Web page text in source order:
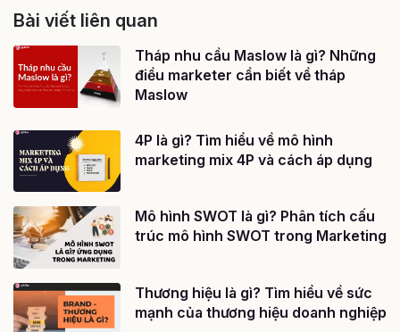
Bài viết liên quan
Tháp nhu cầu Maslow là gì? Những
điều marketer cần biết về tháp
Maslow
4P là gì? Tìm hiểu về mô hình
marketing mix 4P và cách áp dụng
Mô hình SWOT là gì? Phân tích cấu
trúc mô hình SWOT trong Marketing
Thương hiệu là gì? Tìm hiểu về sức
mạnh của thương hiệu doanh nghiệp